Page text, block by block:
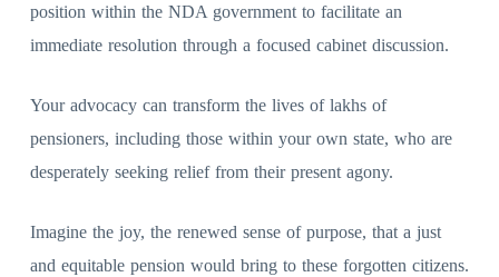
position within the NDA government to facilitate an
immediate resolution through a focused cabinet discussion.
Your advocacy can transform the lives of lakhs of
pensioners, including those within your own state, who are
desperately seeking relief from their present agony.
Imagine the joy, the renewed sense of purpose, that a just
and equitable pension would bring to these forgotten citizens.